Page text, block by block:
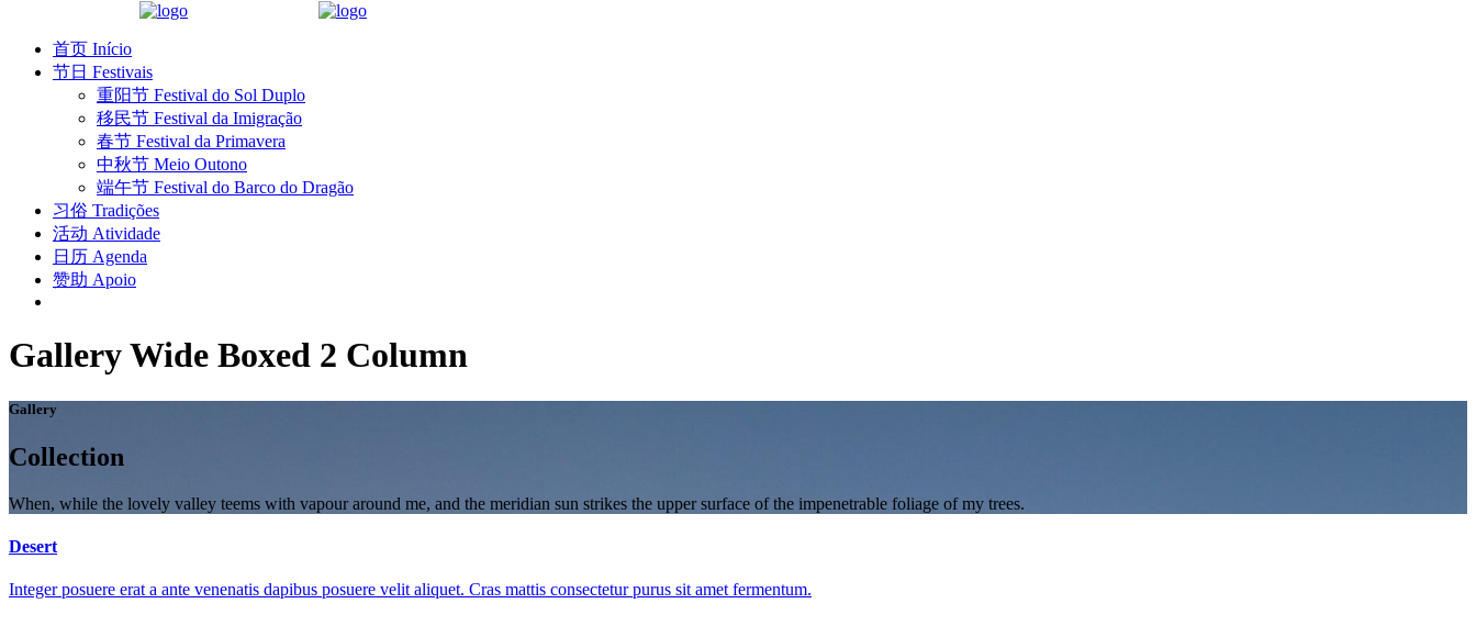
首页 Início
节日 Festivais
重阳节 Festival do Sol Duplo
移民节 Festival da Imigração
春节 Festival da Primavera
中秋节 Meio Outono
端午节 Festival do Barco do Dragão
习俗 Tradições
活动 Atividade
日历 Agenda
赞助 Apoio
Gallery Wide Boxed 2 Column
Gallery
Collection
When, while the lovely valley teems with vapour around me, and the meridian sun strikes the upper surface of the impenetrable foliage of my trees.
Desert
Integer posuere erat a ante venenatis dapibus posuere velit aliquet. Cras mattis consectetur purus sit amet fermentum.